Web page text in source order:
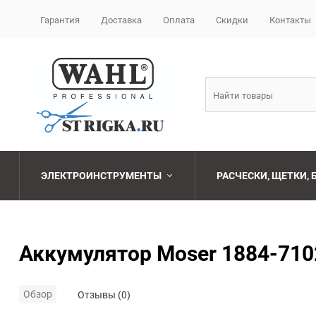
Гарантия Доставка Оплата Скидки Контакты
Фены
Плойки
ЭЛЕКТРОИНСТРУМЕНТЫ
Брашинги
Расчески
РАСЧЕСКИ, ЩЕТКИ,
CEYLINN
GUMMY
Аккумулятор Moser 1884-
Обзор Отзывы (0)